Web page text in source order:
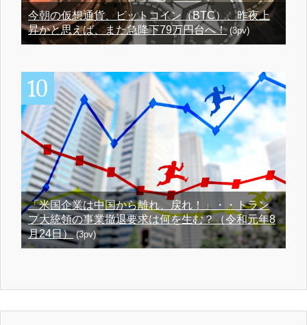
今朝の仮想通貨、ビットコイン（BTC）、昨夜上
昇かと思えば、また急降下79万円台へ！(3pv)
「米国企業は中国から離れ、戻れ！」・・トラン
プ大統領の事業撤退要求は何を生む？（令和元年8
月24日）(3pv)